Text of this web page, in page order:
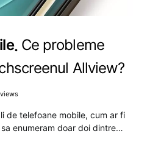
Ce probleme
Allview?
de telefoane mobile, cum ar fi
enumeram doar doi dintre…